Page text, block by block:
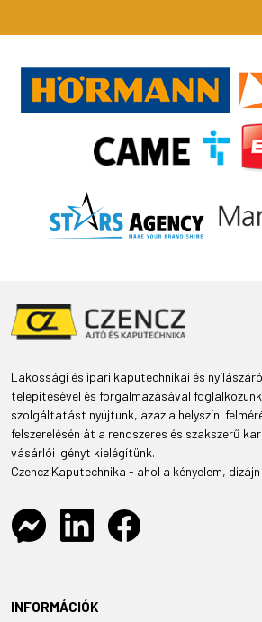
Lakossági és ipari kaputechnikai és
telepítésével és forgalmazásával
szolgáltatást nyújtunk, azaz a helyszíni
felszerelésén át a rendszeres és szakszerű
vásárlói igényt kielégítünk.
Czencz Kaputechnika - ahol a kényelem,
INFORMÁCIÓK